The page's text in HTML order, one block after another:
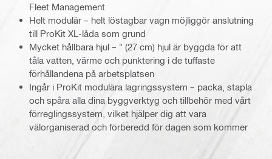
Fleet Management
Helt modulär – helt löstagbar vagn möjliggör anslutning
till ProKit XL-låda som grund
Mycket hållbara hjul – " (27 cm) hjul är byggda för att
tåla vatten, värme och punktering i de tuffaste
förhållandena på arbetsplatsen
Ingår i ProKit modulära lagringssystem – packa, stapla
och spåra alla dina byggverktyg och tillbehör med vårt
förreglingssystem, vilket hjälper dig att vara
välorganiserad och förberedd för dagen som kommer